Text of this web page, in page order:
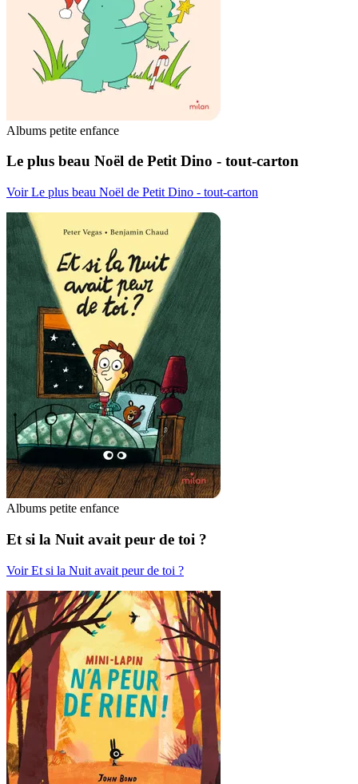
Albums petite enfance
Le plus beau Noël de Petit Dino - tout-carton
Voir Le plus beau Noël de Petit Dino - tout-carton
Albums petite enfance
Et si la Nuit avait peur de toi ?
Voir Et si la Nuit avait peur de toi ?